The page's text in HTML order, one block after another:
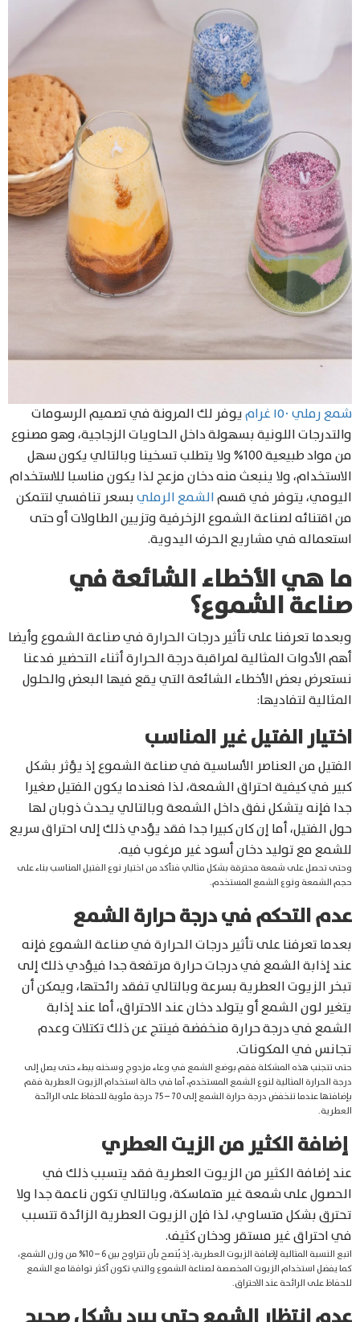
Products
search
شمع رملي ١٥٠ غرام
يوفر لك المرونة في تصميم الرسومات
والتدرجات اللونية بسهولة داخل الحاويات الزجاجية، وهو مصنوع
من مواد طبيعية 100% ولا يتطلب تسخينا وبالتالي يكون سهل
الاستخدام، ولا ينبعث منه دخان مزعج لذا يكون مناسبا للاستخدام
اليومي، يتوفر في قسمالشمع الرمليبسعر تنافسي لتتمكن
من اقتنائه لصناعة الشموع الزخرفية وتزيين الطاولات أو حتى
استعماله في مشاريع الحرف اليدوية.
ما هي الأخطاء الشائعة في
صناعة الشموع؟
وبعدما تعرفنا على تأثير درجات الحرارة في صناعة الشموع وأيضا
أهم الأدوات المثالية لمراقبة درجة الحرارة أثناء التحضير فدعنا
نستعرض بعض الأخطاء الشائعة التي يقع فيها البعض والحلول
المثالية لتفاديها:
اختيار الفتيل غير المناسب
الفتيل من العناصر الأساسية في صناعة الشموع إذ يؤثر بشكل
كبير في كيفية احتراق الشمعة، لذا فعندما يكون الفتيل صغيرا
جدا فإنه يتشكل نفق داخل الشمعة وبالتالي يحدث ذوبان لها
حول الفتيل، أما إن كان كبيرا جدا فقد يؤدي ذلك إلى احتراق سريع
للشمع مع توليد دخان أسود غير مرغوب فيه.
وحتى تحصل على شمعة محترقة بشكل مثالي فتأكد من اختيار نوع الفتيل المناسب بناء على
حجم الشمعة ونوع الشمع المستخدم.
عدم التحكم في درجة حرارة الشمع
بعدما تعرفنا على تأثير درجات الحرارة في صناعة الشموع فإنه
عند إذابة الشمع في درجات حرارة مرتفعة جدا فيؤدي ذلك إلى
تبخر الزيوت العطرية بسرعة وبالتالي تفقد رائحتها، ويمكن أن
يتغير لون الشمع أو يتولد دخان عند الاحتراق، أما عند إذابة
الشمع في درجة حرارة منخفضة فينتج عن ذلك تكتلات وعدم
تجانس في المكونات.
حتى تتجنب هذه المشكلة فقم بوضع الشمع في وعاء مزدوج وسخنه ببطء حتى يصل إلى
درجة الحرارة المثالية لنوع الشمع المستخدم، أما في حالة استخدام الزيوت العطرية فقم
بإضافتها عندما تنخفض درجة حرارة الشمع إلى 70 – 75 درجة مئوية للحفاظ على الرائحة
العطرية.
إضافة الكثير من الزيت العطري
عند إضافة الكثير من الزيوت العطرية فقد يتسبب ذلك في
الحصول على شمعة غير متماسكة، وبالتالي تكون ناعمة جدا ولا
تحترق بشكل متساوي، لذا فإن الزيوت العطرية الزائدة تتسبب
في احتراق غير مستقر ودخان كثيف.
اتبع النسبة المثالية لإضافة الزيوت العطرية، إذ يُنصح بأن تتراوح بين 6 – 10% من وزن الشمع،
كما يفضل استخدام الزيوت المخصصة لصناعة الشموع والتي تكون أكثر توافقا مع الشمع
للحفاظ على الرائحة عند الاحتراق.